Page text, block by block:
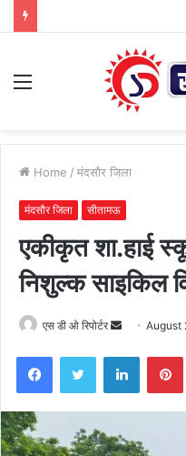
Menu
Home / मंदसौर जिला
मंदसौर जिला सीतामऊ
एकीकृत शा.हाई
निशुल्क साइकिल
एस डी ओ रिपोर्टर
Send August
FacebookTwitter LinkedIn